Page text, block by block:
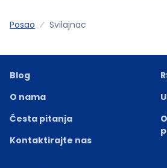
Posao Svilajnac
Blog
O nama
Česta pitanja
Kontaktirajte nas